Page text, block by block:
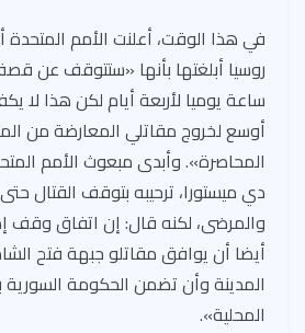
في هذا الوقت، أعلنت الأمم
ساعة يوميا لأربعة أيام لكن هذا لا
أوسع لخروج مقاتلي المعارضة من
المحاصرة». وأبدى مبعوث الأمم
دي ميستورا، ترحيبه بتوقف القتال
والمرضى، لكنه قال: إن اتفاق وقف
أيضا أن يوافق مقاتلو جبهة فتح
المدينة وأن تضمن الحكومة السورية
المحلية».